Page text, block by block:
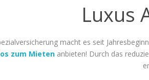
Luxus
macht es seit
zum Mieten anbieten! Durch das